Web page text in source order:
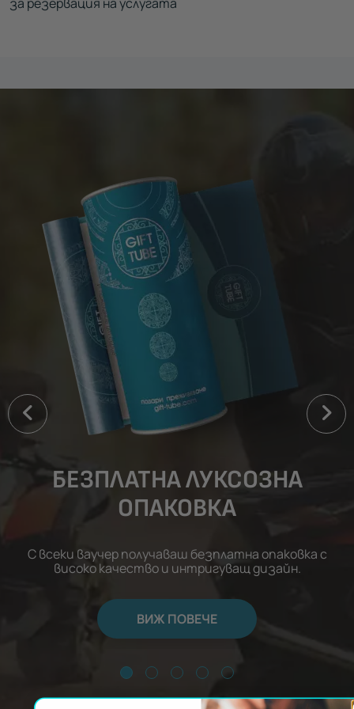
БЕЗПЛАТНА ЛУКСОЗНА
ОПАКОВКА
С всеки ваучер получаваш безплатна опаковка с
високо качество и интригуващ дизайн.
ВИЖ ПОВЕЧЕ